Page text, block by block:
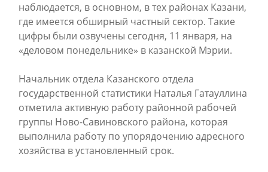
наблюдается, в основном, в тех районах Казани,
где имеется обширный частный сектор. Такие
цифры были озвучены сегодня, 11 января, на
«деловом понедельнике» в казанской Мэрии.
Начальник отдела Казанского отдела
государственной статистики Наталья Гатауллина
отметила активную работу районной рабочей
группы Ново-Савиновского района, которая
выполнила работу по упорядочению адресного
хозяйства в установленный срок.